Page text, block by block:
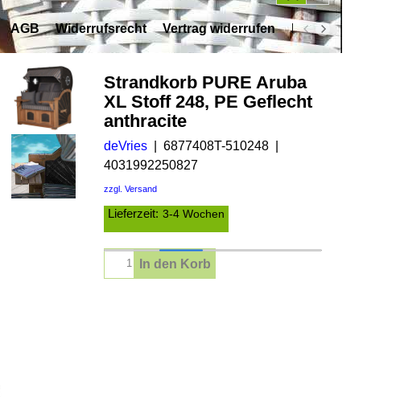
AGB Widerrufsrecht Vertrag widerrufen Datenschutz
Strandkorb PURE Aruba
XL Stoff 248, PE Geflecht
anthracite
deVries
6877408T-510248
4031992250827
zzgl. Versand
Lieferzeit: 3-4 Wochen
In den Korb